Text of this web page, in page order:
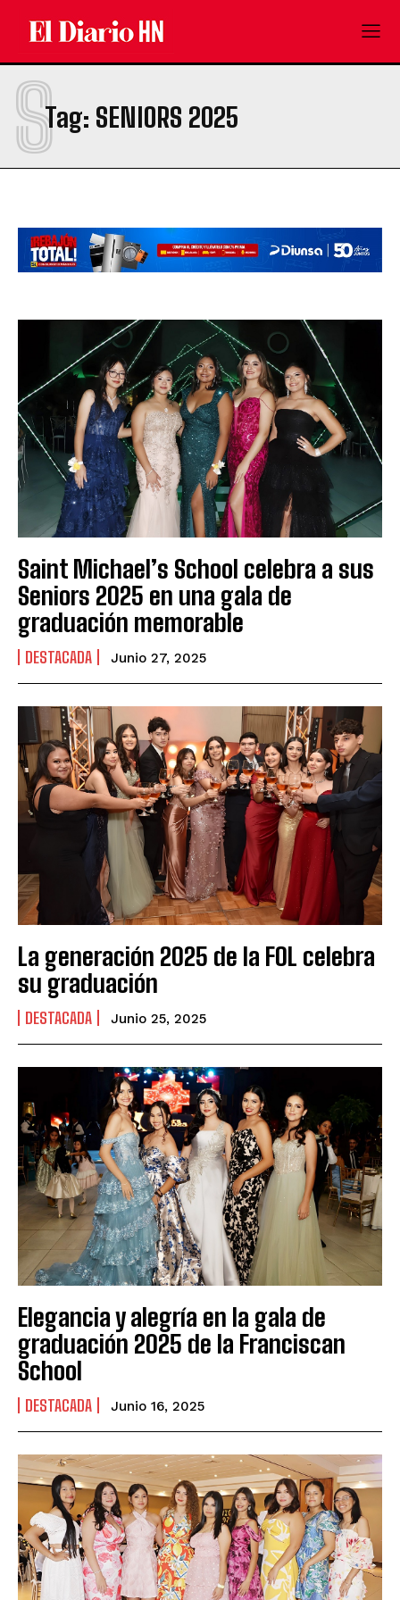
Tag: SENIORS 2025
S
Saint Michael’s School celebra a sus
Seniors 2025 en una gala de
graduación memorable
DESTACADA Junio 27, 2025
La generación 2025 de la FOL celebra
su graduación
DESTACADA Junio 25, 2025
Elegancia y alegría en la gala de
graduación 2025 de la Franciscan
School
DESTACADA Junio 16, 2025